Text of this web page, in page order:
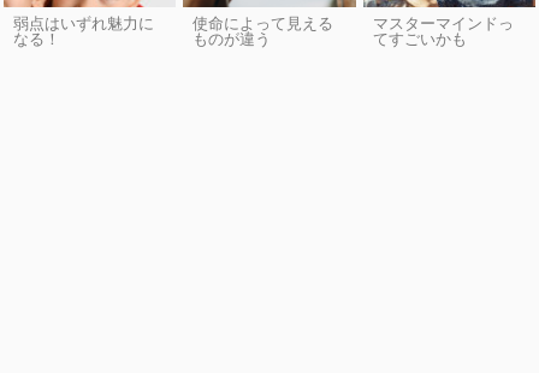
弱点はいずれ魅力に
なる！
使命によって見える
ものが違う
マスターマインドっ
てすごいかも